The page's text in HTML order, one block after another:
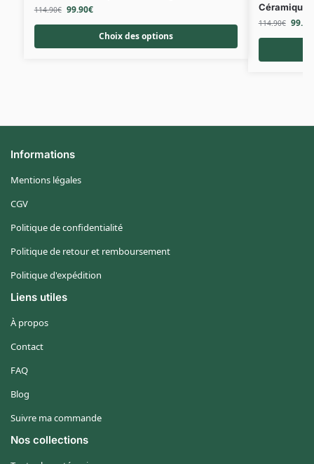
114.90€ 99.90€
Choix des options
Céramique
114.90€ 99.90
Informations
Mentions légales
CGV
Politique de confidentialité
Politique de retour et remboursement
Politique d'expédition
Liens utiles
À propos
Contact
FAQ
Blog
Suivre ma commande
Nos collections